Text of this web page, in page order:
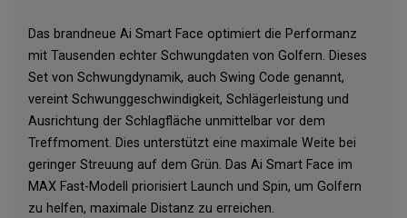
Das brandneue Ai Smart Face optimiert die Performanz
mit Tausenden echter Schwungdaten von Golfern. Dieses
Set von Schwungdynamik, auch Swing Code genannt,
vereint Schwunggeschwindigkeit, Schlägerleistung und
Ausrichtung der Schlagfläche unmittelbar vor dem
Treffmoment. Dies unterstützt eine maximale Weite bei
geringer Streuung auf dem Grün. Das Ai Smart Face im
MAX Fast-Modell priorisiert Launch und Spin, um Golfern
zu helfen, maximale Distanz zu erreichen.